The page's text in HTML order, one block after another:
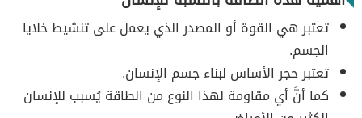
تعتبر هي القوة أو المصدر الذي يعمل على تنشيط خلايا
الجسم.
تعتبر حجر الأساس لبناء جسم الإنسان.
كما أنَّ أي مقاومة لهذا النوع من الطاقة يُسبب للإنسان